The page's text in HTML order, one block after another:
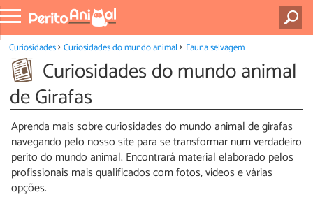
Curiosidades Curiosidades do mundo animal Fauna selvagem
Curiosidades do mundo animal
de Girafas
Aprenda mais sobre curiosidades do mundo animal de girafas
navegando pelo nosso site para se transformar num verdadeiro
perito do mundo animal. Encontrará material elaborado pelos
profissionais mais qualificados com fotos, vídeos e várias
opções.